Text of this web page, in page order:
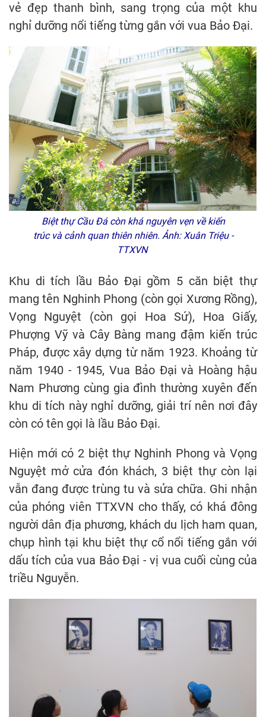
vẻ đẹp thanh bình, sang trọng của một khu
nghỉ dưỡng nổi tiếng từng gắn với vua Bảo Đại.
Biệt thự Cầu Đá còn khá nguyên vẹn về kiến
trúc và cảnh quan thiên nhiên. Ảnh: Xuân Triệu -
TTXVN
Khu di tích lầu Bảo Đại gồm 5 căn biệt thự
mang tên Nghinh Phong (còn gọi Xương Rồng),
Vọng Nguyệt (còn gọi Hoa Sứ), Hoa Giấy,
Phượng Vỹ và Cây Bàng mang đậm kiến trúc
Pháp, được xây dựng từ năm 1923. Khoảng từ
năm 1940 - 1945, Vua Bảo Đại và Hoàng hậu
Nam Phương cùng gia đình thường xuyên đến
khu di tích này nghỉ dưỡng, giải trí nên nơi đây
còn có tên gọi là lầu Bảo Đại.
Hiện mới có 2 biệt thự Nghinh Phong và Vọng
Nguyệt mở cửa đón khách, 3 biệt thự còn lại
vẫn đang được trùng tu và sửa chữa. Ghi nhận
của phóng viên TTXVN cho thấy, có khá đông
người dân địa phương, khách du lịch ham quan,
chụp hình tại khu biệt thự cổ nổi tiếng gắn với
dấu tích của vua Bảo Đại - vị vua cuối cùng của
triều Nguyễn.